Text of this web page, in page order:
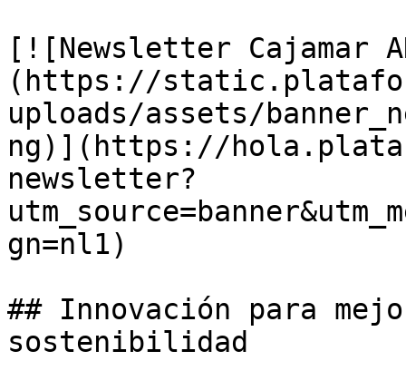
[![Newsletter Cajamar
(https://
uploads/assets/
ng)](https://
newsletter?
gn=nl1)
## Innovación para
sostenibilidad